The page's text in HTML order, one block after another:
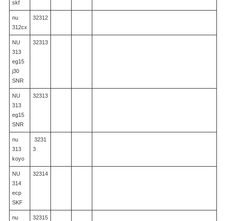
skf
nu
312cx
32312
NU
313
eg15
j30
SNR
32313
NU
313
eg15
SNR
32313
nu
313
koyo
3231
3
NU
314
ecp
SKF
32314
nu
32315